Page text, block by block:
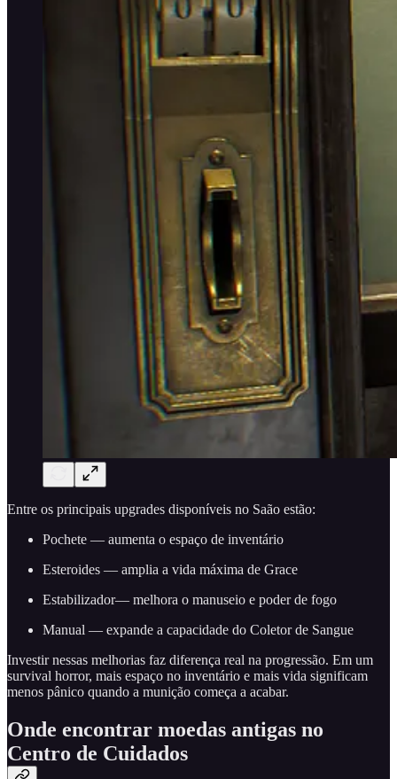
Entre os principais upgrades disponíveis no Saão estão:
Pochete — aumenta o espaço de inventário
Esteroides — amplia a vida máxima de Grace
Estabilizador— melhora o manuseio e poder de fogo
Manual — expande a capacidade do Coletor de Sangue
Investir nessas melhorias faz diferença real na progressão. Em um
survival horror, mais espaço no inventário e mais vida significam
menos pânico quando a munição começa a acabar.
Onde encontrar moedas antigas no
Centro de Cuidados